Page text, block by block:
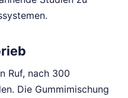
Ruf, nach 300
Die Gummimischung